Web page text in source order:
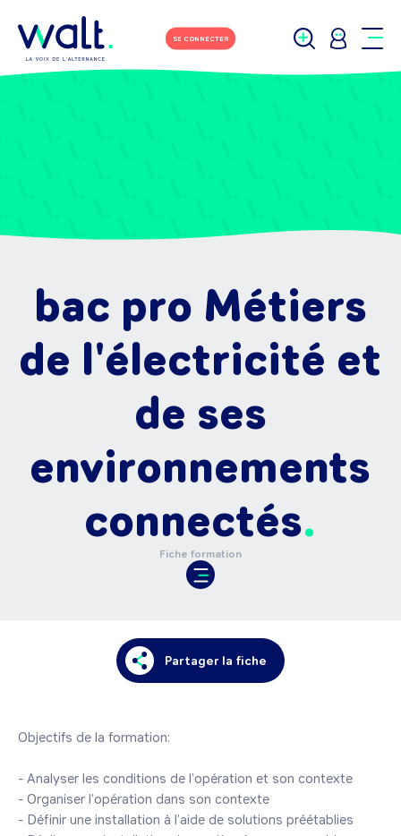
SE CONNECTER
bac pro Métiers
de l'électricité et
de ses
environnements
connectés
Fiche formation
Partager la fiche
Objectifs de la formation:
- Analyser les conditions de l’opération et son contexte
- Organiser l’opération dans son contexte
- Définir une installation à l’aide de solutions préétablies